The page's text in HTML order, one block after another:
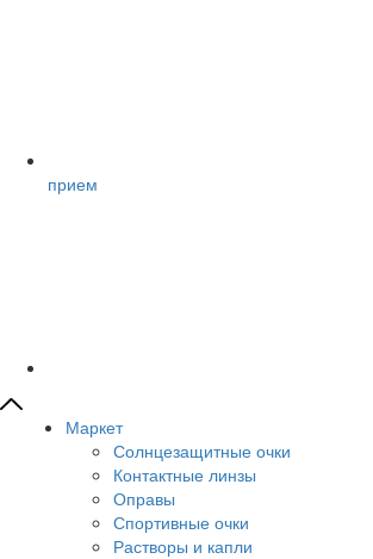
прием
Маркет
Солнцезащитные очки
Контактные линзы
Оправы
Спортивные очки
Растворы и капли